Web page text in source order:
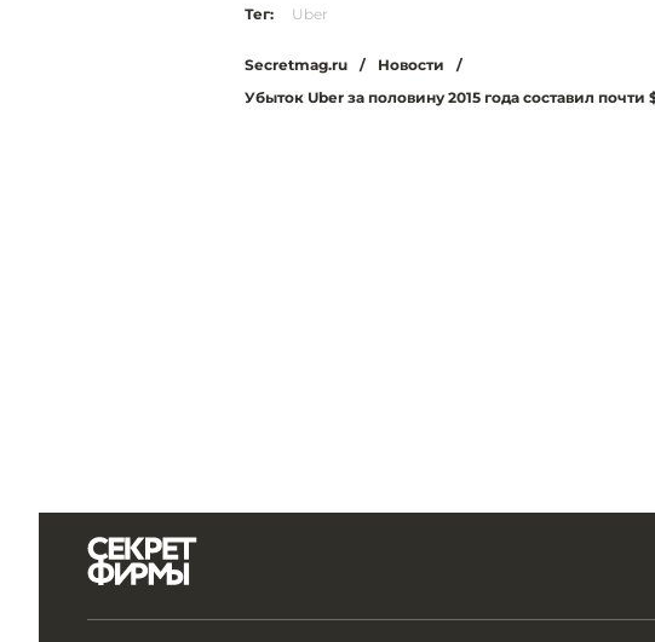
Тег: Uber
Secretmag.ru / Новости
/
Убыток Uber за половину 2015 года составил почти